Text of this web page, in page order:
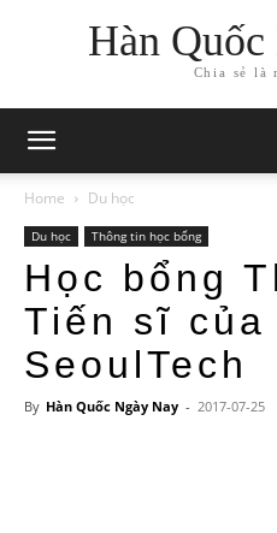
Hàn
Chia sẻ là
Home Du học
Du học Thông tin học bổng
Học bổng
Tiến sĩ
SeoulTech
By Hàn Quốc Ngày Nay - 2017-07-25